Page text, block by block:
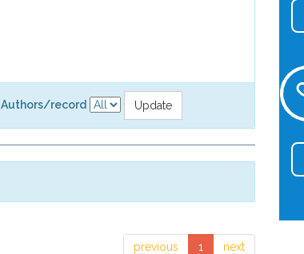
Authors/record
previous 1 next